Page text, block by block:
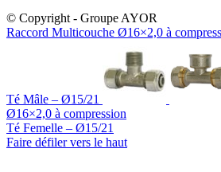
© Copyright - Groupe AYOR
Raccord Multicouche Ø16×2,0 à
Té Mâle – Ø15/21
Ø16×2,0 à compression
Té Femelle – Ø15/21
Faire défiler vers le haut